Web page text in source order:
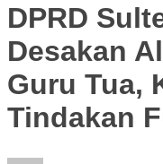
DPRD
Desakan
Guru Tua,
Tindakan